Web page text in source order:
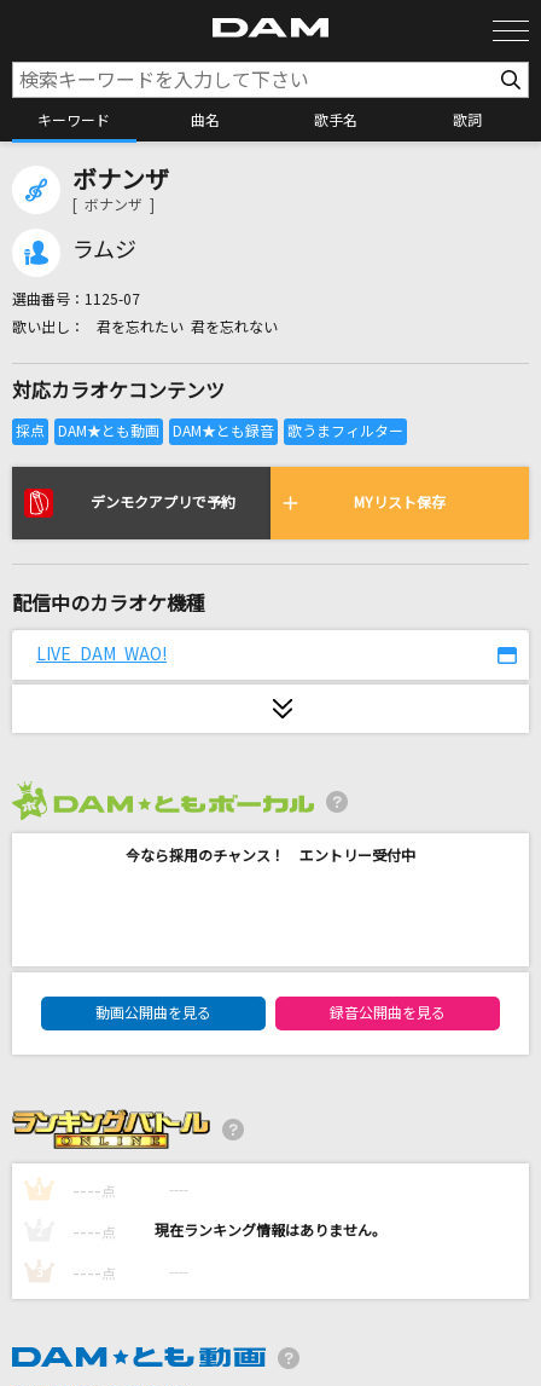
キーワード 曲名 歌手名 歌詞
全国りれき
リアルタイムで歌われている曲の一覧
スピカ
イケナイ太陽(令和ver.)
M!LK
この夜を止めてよ
[生音]Glass
ボナンザ
[ ボナンザ ]
ラムジ
選曲番号： 1125-07
君を忘れたい 君を忘れない
対応カラオケコンテンツ
デンモクアプリで予約 MYリスト保存
配信中のカラオケ機種
LIVE DAM WAO!
今なら採用のチャンス！ エントリー受付中
DAM★ともボーカルエントリーランキング
動画公開曲を見る
録音公開曲を見る
1 ---- 点 ----
---- 点 ----
3 ---- 点 ----